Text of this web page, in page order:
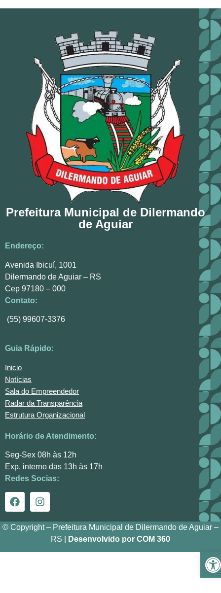
Prefeitura Municipal de Dilermando
de Aguiar
Endereço:
Avenida Ibicuí, 1001
Dilermando de Aguiar – RS
Cep 97180 – 000
Contato:
(55) 99607-3376
Guia Rápido:
Inicio
Notícias
Sala do Empreendedor
Radar da Transparência
Estrutura Organizacional
Horário de Atendimento:
Seg-Sex 08h às 12h
Exp. interno das 13h às 17h
Redes Socias:
© Copyright – Prefeitura Municipal de Dilermando de Aguiar –
RS |
Desenvolvido por COM 360